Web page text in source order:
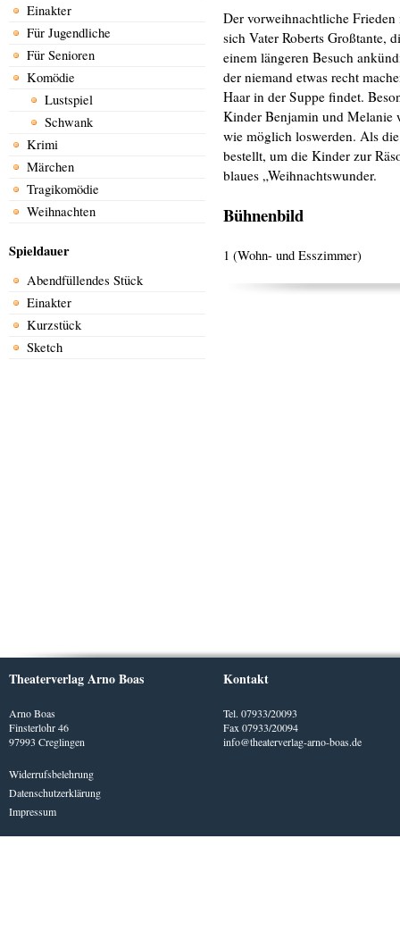
Einakter
Für Jugendliche
Für Senioren
Komödie
Lustspiel
Schwank
Krimi
Märchen
Tragikomödie
Weihnachten
Spieldauer
Abendfüllendes Stück
Einakter
Kurzstück
Sketch
Der vorweihnachtliche
sich Vater Roberts Großtante,
einem längeren Besuch
der niemand etwas recht
Haar in der Suppe findet.
Kinder Benjamin und Melanie
wie möglich loswerden. Als
bestellt, um die Kinder zur
blaues „Weihnachtswunder.
Bühnenbild
1 (Wohn- und Esszimmer)
Theaterverlag Arno Boas
Arno Boas
Finsterlohr 46
97993 Creglingen
Widerrufsbelehrung
Datenschutzerklärung
Impressum
Kontakt
Tel. 07933/20093
Fax 07933/20094
info@theaterverlag-arno-boas.de